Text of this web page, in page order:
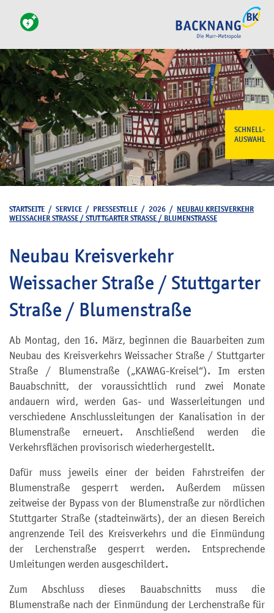
SCHNELL-
AUSWAHL
STARTSEITE / SERVICE / PRESSESTELLE / 2026 / NEUBAU KREISVERKEHR
WEISSACHER STRASSE / STUTTGARTER STRASSE / BLUMENSTRASSE
Neubau Kreisverkehr
Weissacher Straße / Stuttgarter
Straße / Blumenstraße
Ab Montag, den 16. März, beginnen die Bauarbeiten zum
Neubau des Kreisverkehrs Weissacher Straße / Stuttgarter
Straße / Blumenstraße („KAWAG-Kreisel“). Im ersten
Bauabschnitt, der voraussichtlich rund zwei Monate
andauern wird, werden Gas- und Wasserleitungen und
verschiedene Anschlussleitungen der Kanalisation in der
Blumenstraße erneuert. Anschließend werden die
Verkehrsflächen provisorisch wiederhergestellt.
Dafür muss jeweils einer der beiden Fahrstreifen der
Blumenstraße gesperrt werden. Außerdem müssen
zeitweise der Bypass von der Blumenstraße zur nördlichen
Stuttgarter Straße (stadteinwärts), der an diesen Bereich
angrenzende Teil des Kreisverkehrs und die Einmündung
der Lerchenstraße gesperrt werden. Entsprechende
Umleitungen werden ausgeschildert.
Zum Abschluss dieses Bauabschnitts muss die
Blumenstraße nach der Einmündung der Lerchenstraße für